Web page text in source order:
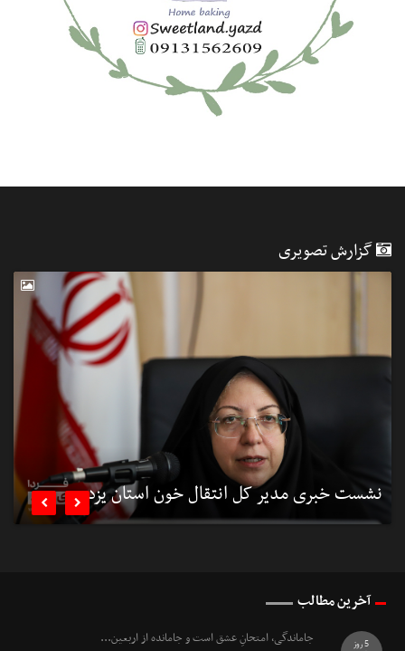
گزارش تصویری
نشست خبری مدیر کل انتقال خون استان یزد  
آخرین مطالب
جاماندگی، امتحانِ عشق است و جامانده از اربعین...
5 روز